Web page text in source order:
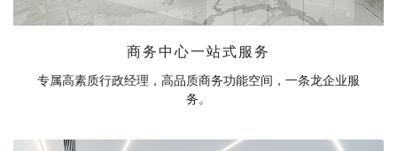
商务中心一站式服务
专属高素质行政经理，高品质商务功能空间，一条龙企业服
务。